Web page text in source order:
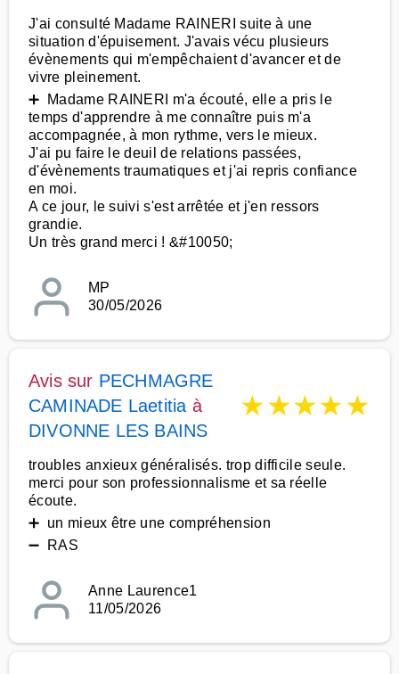
J'ai consulté Madame RAINERI suite à une
situation d'épuisement. J'avais vécu plusieurs
évènements qui m'empêchaient d'avancer et de
vivre pleinement.
➕ Madame RAINERI m'a écouté, elle a pris le
temps d'apprendre à me connaître puis m'a
accompagnée, à mon rythme, vers le mieux.
J'ai pu faire le deuil de relations passées,
d'évènements traumatiques et j'ai repris confiance
en moi.
A ce jour, le suivi s'est arrêtée et j'en ressors
grandie.
Un très grand merci ! &#10050;
MP
30/05/2026
Avis sur PECHMAGRE
CAMINADE Laetitia à
DIVONNE LES BAINS
★★★★★
troubles anxieux généralisés. trop difficile seule.
merci pour son professionnalisme et sa réelle
écoute.
➕ un mieux être une compréhension
➖ RAS
Anne Laurence1
11/05/2026